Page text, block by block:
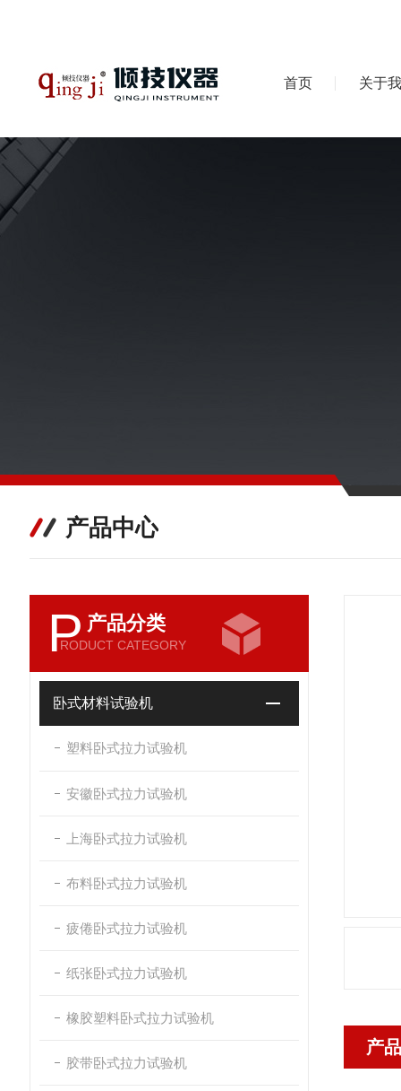
首页 关于
产品中心
P 产品分类
RODUCT CATEGORY
卧式材料试验机
塑料卧式拉力试验机
安徽卧式拉力试验机
上海卧式拉力试验机
布料卧式拉力试验机
疲倦卧式拉力试验机
纸张卧式拉力试验机
橡胶塑料卧式拉力试验机
胶带卧式拉力试验机
产